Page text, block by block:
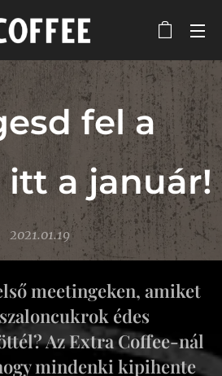
fel a
a január!
2021.01.19
meetingeken, amiket
édes
Az Extra Coffee-nál
mindenki kipihente